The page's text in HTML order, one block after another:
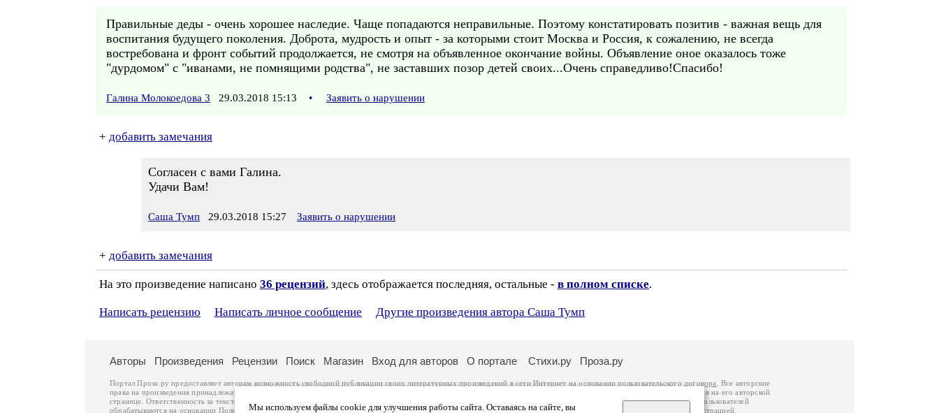
Правильные деды - очень хорошее наследие. Чаще попадаются неправильные. Поэтому констатировать позитив - важная вещь для
воспитания будущего поколения. Доброта, мудрость и опыт - за которыми стоит Москва и Россия, к сожалению, не всегда
востребована и фронт событий продолжается, не смотря на объявленное окончание войны. Объявление оное оказалось тоже
"дурдомом" с "иванами, не помнящими родства", не заставших позор детей своих...Очень справедливо!Спасибо!
Галина Молокоедова 3 29.03.2018 15:13 • Заявить о нарушении
+ добавить замечания
Согласен с вами Галина.
Удачи Вам!
Саша Тумп 29.03.2018 15:27 Заявить о нарушении
+ добавить замечания
На это произведение написано 36 рецензий, здесь отображается последняя, остальные - в полном списке.
Написать рецензию Написать личное сообщение Другие произведения автора Саша Тумп
Мы используем файлы cookie для улучшения работы сайта. Оставаясь на сайте, вы
Авторы Произведения Рецензии Поиск Магазин Вход для авторов О портале Стихи.ру Проза.ру
Портал Проза.ру предоставляет авторам возможность свободной публикации своих литературных произведений в сети Интернет на основаниипользовательского договора
. Все авторские
права на произведения принадлежат авторам и охраняются
. Перепечатка произведений возможна только с согласия его автора, к которому вы можете обратиться на его авторской
странице. Ответственность за тексты произведений авторы несут самостоятельно на основании
законодательства Российской Федерации. Данные пользователей
обрабатываются на основании Политики обработки персональных данных. Вы также можете посмотреть более подробнуюинформацию о портале связаться с администрацией